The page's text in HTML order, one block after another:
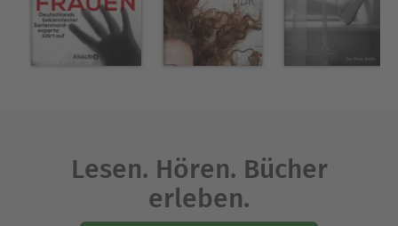
seinem Ausscheiden 1992 bei der Direktion
Spezialaufgaben der Verbrechensbekämpfung im
Raubdezernat als Sachbearbeiter tätig. Er ist seit
Lesen. Hören. Bücher
erleben.